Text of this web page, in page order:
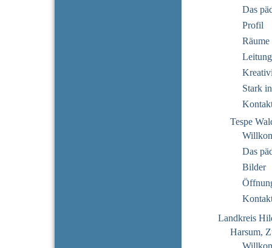
Das
Profil
Räume
Stark
Tespe
Das
Bilder
Landkreis
Harsum,